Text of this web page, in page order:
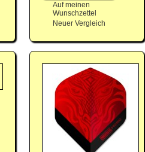
Auf meinen
Wunschzettel
Neuer Vergleich